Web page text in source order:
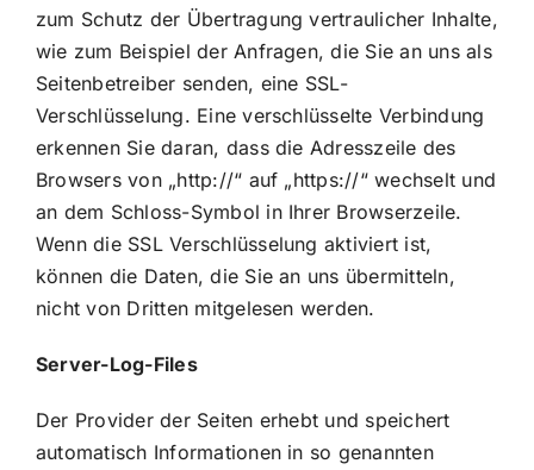
zum Schutz der Übertragung vertraulicher Inhalte,
wie zum Beispiel der Anfragen, die Sie an uns als
Seitenbetreiber senden, eine SSL-
Verschlüsselung. Eine verschlüsselte Verbindung
erkennen Sie daran, dass die Adresszeile des
Browsers von „http://“ auf „https://“ wechselt und
an dem Schloss-Symbol in Ihrer Browserzeile.
Wenn die SSL Verschlüsselung aktiviert ist,
können die Daten, die Sie an uns übermitteln,
nicht von Dritten mitgelesen werden.
Server-Log-Files
Der Provider der Seiten erhebt und speichert
automatisch Informationen in so genannten